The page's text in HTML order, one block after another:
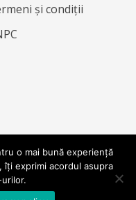
și condiții
o mai bună experiență
exprimi acordul asupra